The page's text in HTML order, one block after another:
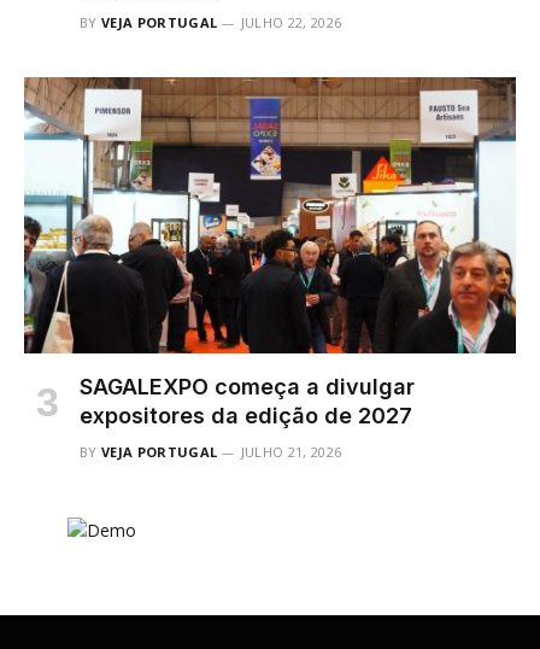
BY VEJA PORTUGAL JULHO 22, 2026
SAGALEXPO começa a divulgar
expositores da edição de 2027
BY VEJA PORTUGAL JULHO 21, 2026